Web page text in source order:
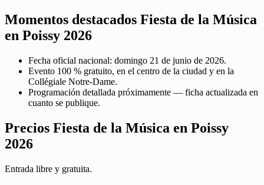
Momentos destacados Fiesta de la Música
en Poissy 2026
Fecha oficial nacional: domingo 21 de junio de 2026.
Evento 100 % gratuito, en el centro de la ciudad y en la
Collégiale Notre-Dame.
Programación detallada próximamente — ficha actualizada en
cuanto se publique.
Precios Fiesta de la Música en Poissy
2026
Entrada libre y gratuita.